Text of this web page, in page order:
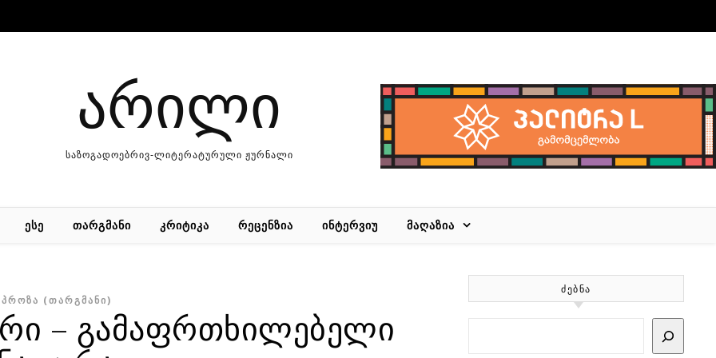
არილი
საზოგადოებრივ-ლიტერატურული ჟურნალი
ᲔᲡᲔ ᲗᲐᲠᲒᲛᲐᲜᲘ ᲙᲠᲘᲢᲘᲙᲐ ᲠᲔᲪᲔᲜᲖᲘᲐ ᲘᲜᲢᲔᲠᲕᲘᲣ ᲛᲐᲦᲐᲖᲘᲐ
ᲞᲠᲝᲖᲐ (ᲗᲐᲠᲒᲛᲐᲜᲘ)
– გამაფრთხილებელი
ᲫᲔᲑᲜᲐ